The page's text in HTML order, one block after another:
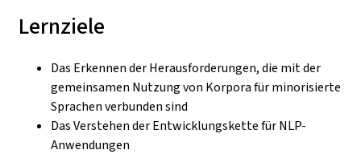
Lernziele
Das Erkennen der Herausforderungen, die mit der
gemeinsamen Nutzung von Korpora für minorisierte
Sprachen verbunden sind
Das Verstehen der Entwicklungskette für NLP-
Anwendungen